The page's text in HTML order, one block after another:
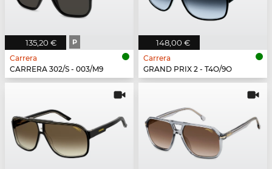
135,20 € P
Carrera
CARRERA 302/S - 003/M9
148,00 €
Carrera
GRAND PRIX 2 - T4O/9O